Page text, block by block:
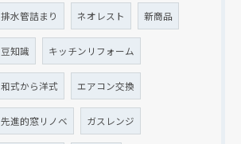
排水管詰まり ネオレスト 新商品
豆知識 キッチンリフォーム
和式から洋式 エアコン交換
先進的窓リノベ ガスレンジ